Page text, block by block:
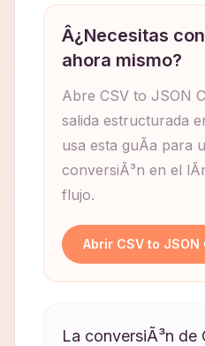
Â¿Necesitas
ahora mismo?
Abre CSV to JSON
salida estructurada
usa esta guÃ­a para
conversiÃ³n en el
flujo.
Abrir CSV to
La conversiÃ³n de